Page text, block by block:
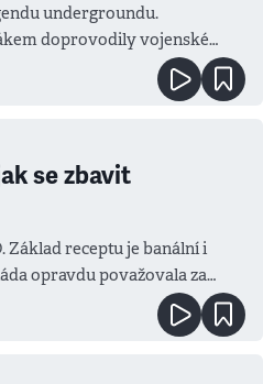
undergroundu.
doprovodily vojenské
se zbavit
Základ receptu je banální i
opravdu považovala za